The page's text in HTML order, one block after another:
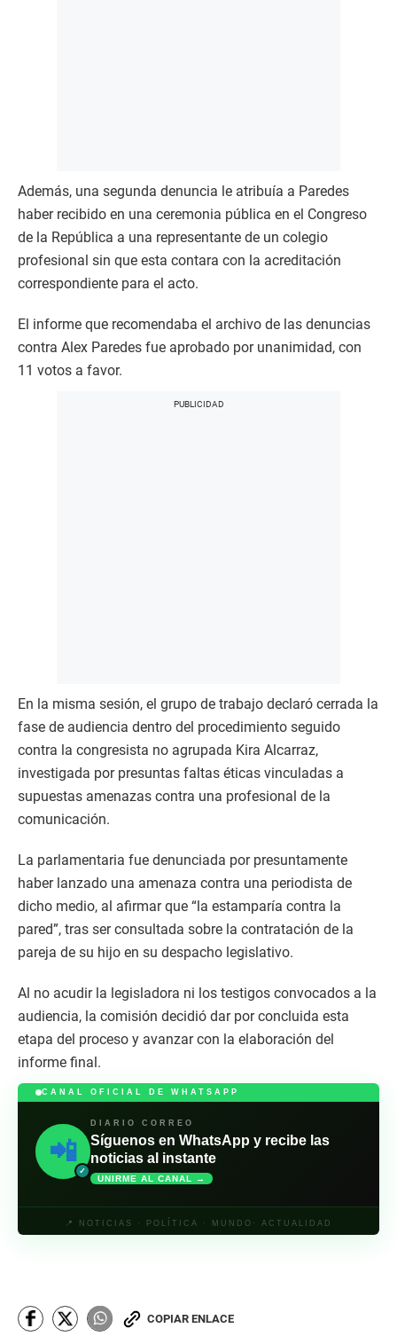
Además, una segunda denuncia le atribuía a Paredes
haber recibido en una ceremonia pública en el Congreso
de la República a una representante de un colegio
profesional sin que esta contara con la acreditación
correspondiente para el acto.
El informe que recomendaba el archivo de las denuncias
contra Alex Paredes fue aprobado por unanimidad, con
11 votos a favor.
En la misma sesión, el grupo de trabajo declaró cerrada la
fase de audiencia dentro del procedimiento seguido
contra la congresista no agrupada Kira Alcarraz,
investigada por presuntas faltas éticas vinculadas a
supuestas amenazas contra una profesional de la
comunicación.
La parlamentaria fue denunciada por presuntamente
haber lanzado una amenaza contra una periodista de
dicho medio, al afirmar que “la estamparía contra la
pared”, tras ser consultada sobre la contratación de la
pareja de su hijo en su despacho legislativo.
Al no acudir la legisladora ni los testigos convocados a la
audiencia, la comisión decidió dar por concluida esta
etapa del proceso y avanzar con la elaboración del
informe final.
CANAL OFICIAL DE WHATSAPP
📲
✓
DIARIO CORREO
Síguenos en WhatsApp y recibe las
noticias al instante
UNIRME AL CANAL →
📍 NOTICIAS · POLÍTICA · MUNDO· ACTUALIDAD
COPIAR ENLACE